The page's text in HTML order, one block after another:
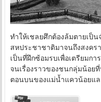
ทำให้เชลยศึกต้องล้มตายเป็
สหประชาชาติมาจนถึงสงค
เป็นที่ฝึกซ้อมรบเพื่อเตรียมก
จนเรื่องราวของชนกลุ่มน้อ
ตอนบนของแม่น้ำแควน้อยแ